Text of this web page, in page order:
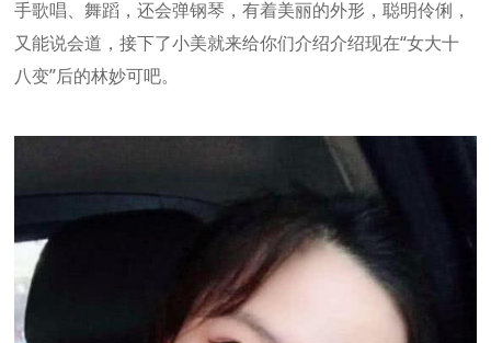
手歌唱、舞蹈，还会弹钢琴，有着美丽的外形，聪明伶俐，
又能说会道，接下了小美就来给你们介绍介绍现在“女大十
八变”后的林妙可吧。